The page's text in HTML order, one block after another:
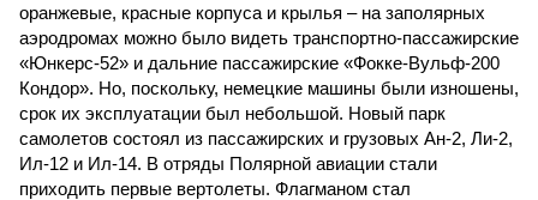
оранжевые, красные корпуса и крылья – на заполярных
аэродромах можно было видеть транспортно-пассажирские
«Юнкерс-52» и дальние пассажирские «Фокке-Вульф-200
Кондор». Но, поскольку, немецкие машины были изношены,
срок их эксплуатации был небольшой. Новый парк
самолетов состоял из пассажирских и грузовых Ан-2, Ли-2,
Ил-12 и Ил-14. В отряды Полярной авиации стали
приходить первые вертолеты. Флагманом стал